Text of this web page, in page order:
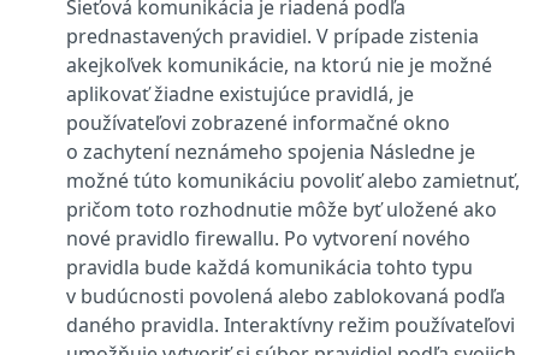
Sieťová komunikácia je riadená podľa
prednastavených pravidiel. V prípade zistenia
akejkoľvek komunikácie, na ktorú nie je možné
aplikovať žiadne existujúce pravidlá, je
používateľovi zobrazené informačné okno
o zachytení neznámeho spojenia Následne je
možné túto komunikáciu povoliť alebo zamietnuť,
pričom toto rozhodnutie môže byť uložené ako
nové pravidlo firewallu. Po vytvorení nového
pravidla bude každá komunikácia tohto typu
v budúcnosti povolená alebo zablokovaná podľa
daného pravidla. Interaktívny režim používateľovi